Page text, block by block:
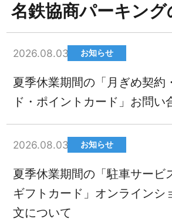
名鉄協商パーキング
2026.08.03 お知らせ
夏季休業期間の「月ぎめ契約
ド・ポイントカード」お問い
2026.08.03 お知らせ
夏季休業期間の「駐車サービ
ギフトカード」オンラインシ
文について